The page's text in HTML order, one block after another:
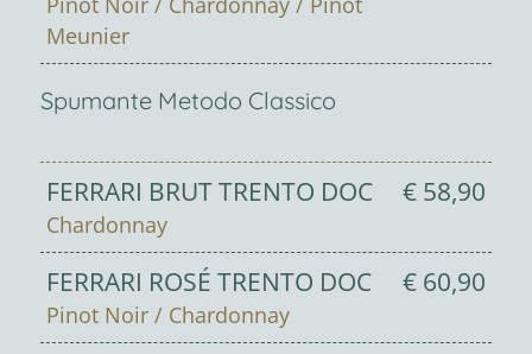
Meunier
Spumante Metodo Classico
FERRARI BRUT TRENTO DOC € 58,90
Chardonnay
FERRARI ROSÉ TRENTO DOC € 60,90
Pinot Noir / Chardonnay